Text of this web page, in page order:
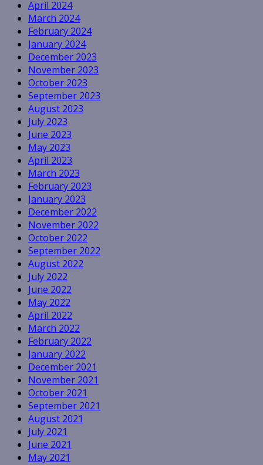
April 2024
March 2024
February 2024
January 2024
December 2023
November 2023
October 2023
September 2023
August 2023
July 2023
June 2023
May 2023
April 2023
March 2023
February 2023
January 2023
December 2022
November 2022
October 2022
September 2022
August 2022
July 2022
June 2022
May 2022
April 2022
March 2022
February 2022
January 2022
December 2021
November 2021
October 2021
September 2021
August 2021
July 2021
June 2021
May 2021